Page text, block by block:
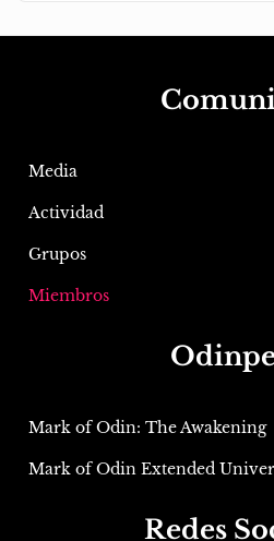
Media
Actividad
Grupos
Miembros
Mark of Odin: The Awakening
Mark of Odin Extended
Redes